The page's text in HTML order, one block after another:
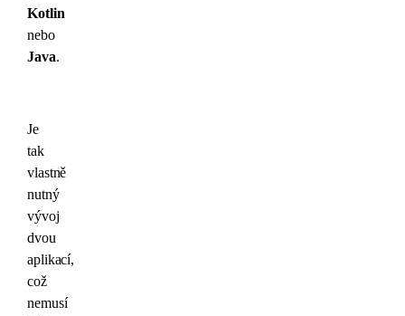
Kotlin
nebo
Java.
Je
tak
vlastně
nutný
vývoj
dvou
aplikací,
což
nemusí